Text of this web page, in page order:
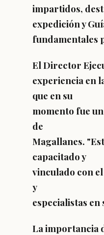
impartidos,
expedición y
fundamentales
El Director
experiencia en
que en su
momento fue
de
Magallanes.
capacitado y
vinculado con
y
especialistas en
La importancia